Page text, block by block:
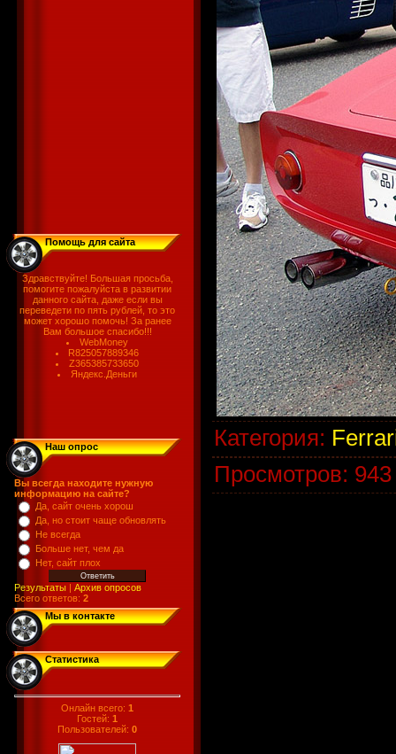
Помощь для сайта
Здравствуйте! Большая просьба,
помогите пожалуйста в развитии
данного сайта, даже если вы
переведети по пять рублей, то это
может хорошо помочь! За ранее
Вам большое спасибо!!!
WebMoney
R825057889346
Z365385733650
Яндекс.Деньги
Наш опрос
Вы всегда находите нужную
информацию на сайте?
Да, сайт очень хорош
Да, но стоит чаще обновлять
Не всегда
Больше нет, чем да
Нет, сайт плох
Результаты | Архив опросов
Всего ответов: 2
Мы в контакте
Статистика
Онлайн всего: 1
Гостей: 1
Пользователей: 0
Категория:
Просмотров: 943